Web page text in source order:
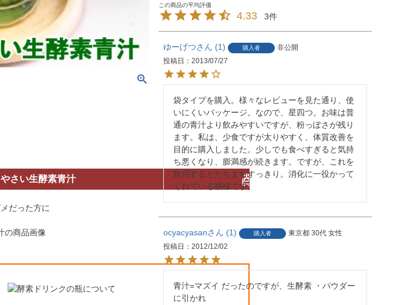
やさい生酵素青汁
4.33 3
ゆーげつ 1 購入者
非公開
投稿日
2013/07/27
袋タイプを購入。様々なレビューを見た通り、使
いにくいパッケージ。なので、星四つ。お味は普
通の青汁より飲みやすいですが、粉っぽさが残り
ます。私は、少食ですが太りやすく、体質改善を
目的に購入しました。少しでも食べすぎると気持
ち悪くなり、膨満感が続きます。ですが、これを
飲用するとたちまちすっきり。消化に一役かって
くれている模様です。
ocyacyasan 1 購入者 東京都 30代 女性
投稿日
2012/12/02
青汁=マズイ だったのですが、生酵素 ・パウダー
に引かれ